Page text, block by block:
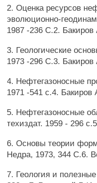
2. Оценка ресурсов
эволюционно-
1987 -236 С.2. Бакиров
3. Геологические
1973 -296 С.3. Бакиров
4. Нефтегазоносные
1971 -541 с.4. Бакиров
5. Нефтегазоносные
техиздат. 1959 - 296
6. Основы теории
Недра, 1973, 344 С.6.
7. Геология и